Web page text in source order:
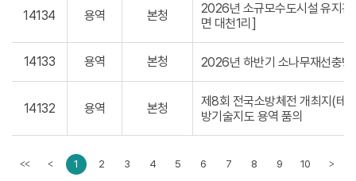
14134 용역 본청
2026년 소규모수도시설 유지
면 대천1리]
14133 용역 본청 2026년 하반기 소나무재선충병
14132 용역 본청
제8회 전국소방체전 개최지(테
방기술지도 용역 품의
<< < 1 2 3 4 5 6 7 8 9 10 >